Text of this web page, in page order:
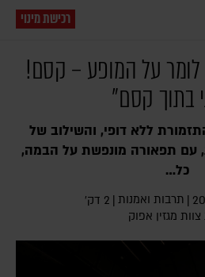
רכישת מינוי
על המופע – קסם!
בתוך קסם"
ללא דופי, והשילוב של
עם תפאורה מונפשת על הבמה,
כל…
| תרבות ואמנות | 2 דק׳
מגזין אפוק